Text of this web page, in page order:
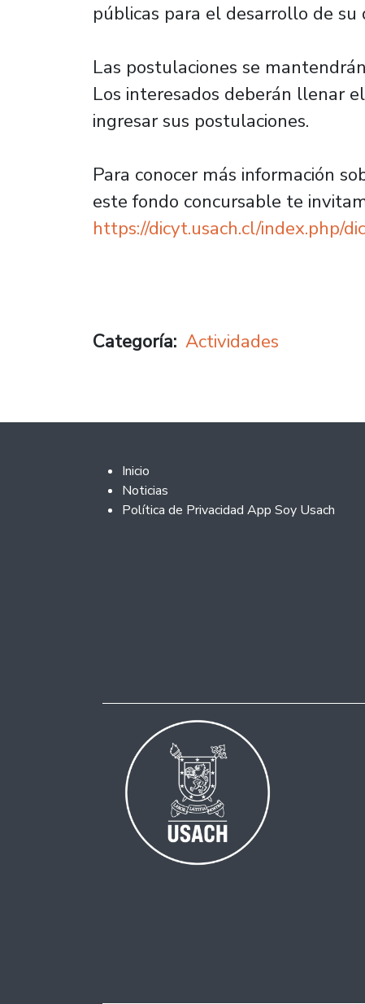
públicas para el desarrollo de su
Las postulaciones se
Los interesados deberán llenar
ingresar sus postulaciones.
Para conocer más información
este fondo concursable te
https://dicyt.usach.cl/index.php/
Categoría Actividades
Footer 2
Inicio
Noticias
Política de Privacidad App Soy Usach